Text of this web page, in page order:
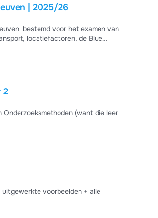
| 2025/26
bestemd voor het examen van
locatiefactoren, de Blue
het landlord-model in havens,
2